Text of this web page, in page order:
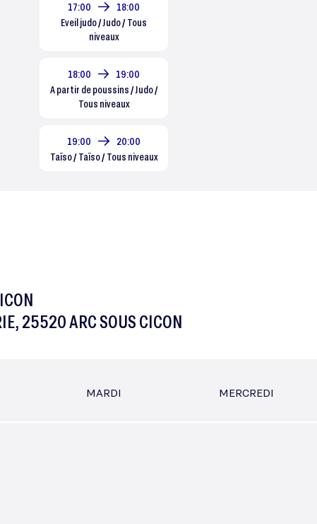
17:00
18:00
Eveil judo / Judo / Tous
niveaux
18:00
19:00
A partir de poussins / Judo /
Tous niveaux
19:00
20:00
Taïso / Taïso / Tous niveaux
25520 ARC SOUS CICON
MARDI MERCREDI